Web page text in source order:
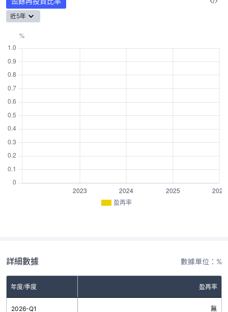
近5年
盈再率
詳細數據 數據單位：%
年度/季度 盈再率
2026-Q1 無